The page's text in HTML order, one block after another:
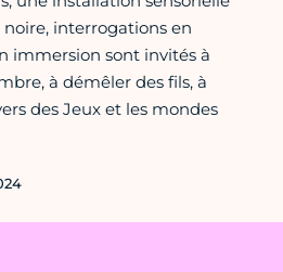
interrogations en
immersion sont invités à
à démêler des fils, à
des Jeux et les mondes